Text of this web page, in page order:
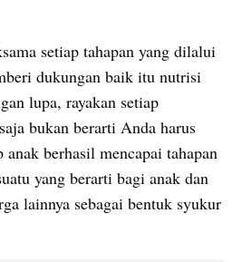
setiap tahapan yang dilalui
dukungan baik itu nutrisi
lupa, rayakan setiap
bukan berarti Anda harus
anak berhasil mencapai tahapan
yang berarti bagi anak dan
lainnya sebagai bentuk syukur